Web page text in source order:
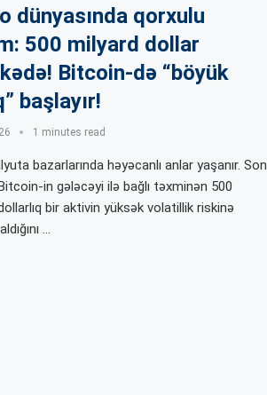
dünyasında qorxulu
500 milyard dollar
Bitcoin-də “böyük
başlayır!
1 minutes read
bazarlarında həyəcanlı anlar yaşanır. Son
in gələcəyi ilə bağlı təxminən 500
bir aktivin yüksək volatillik riskinə
…